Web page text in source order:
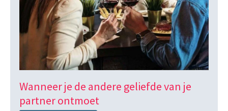
Wanneer je de andere geliefde van je
partner ontmoet